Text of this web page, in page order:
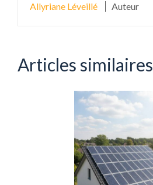
Allyriane Léveillé Auteur
Articles similaires